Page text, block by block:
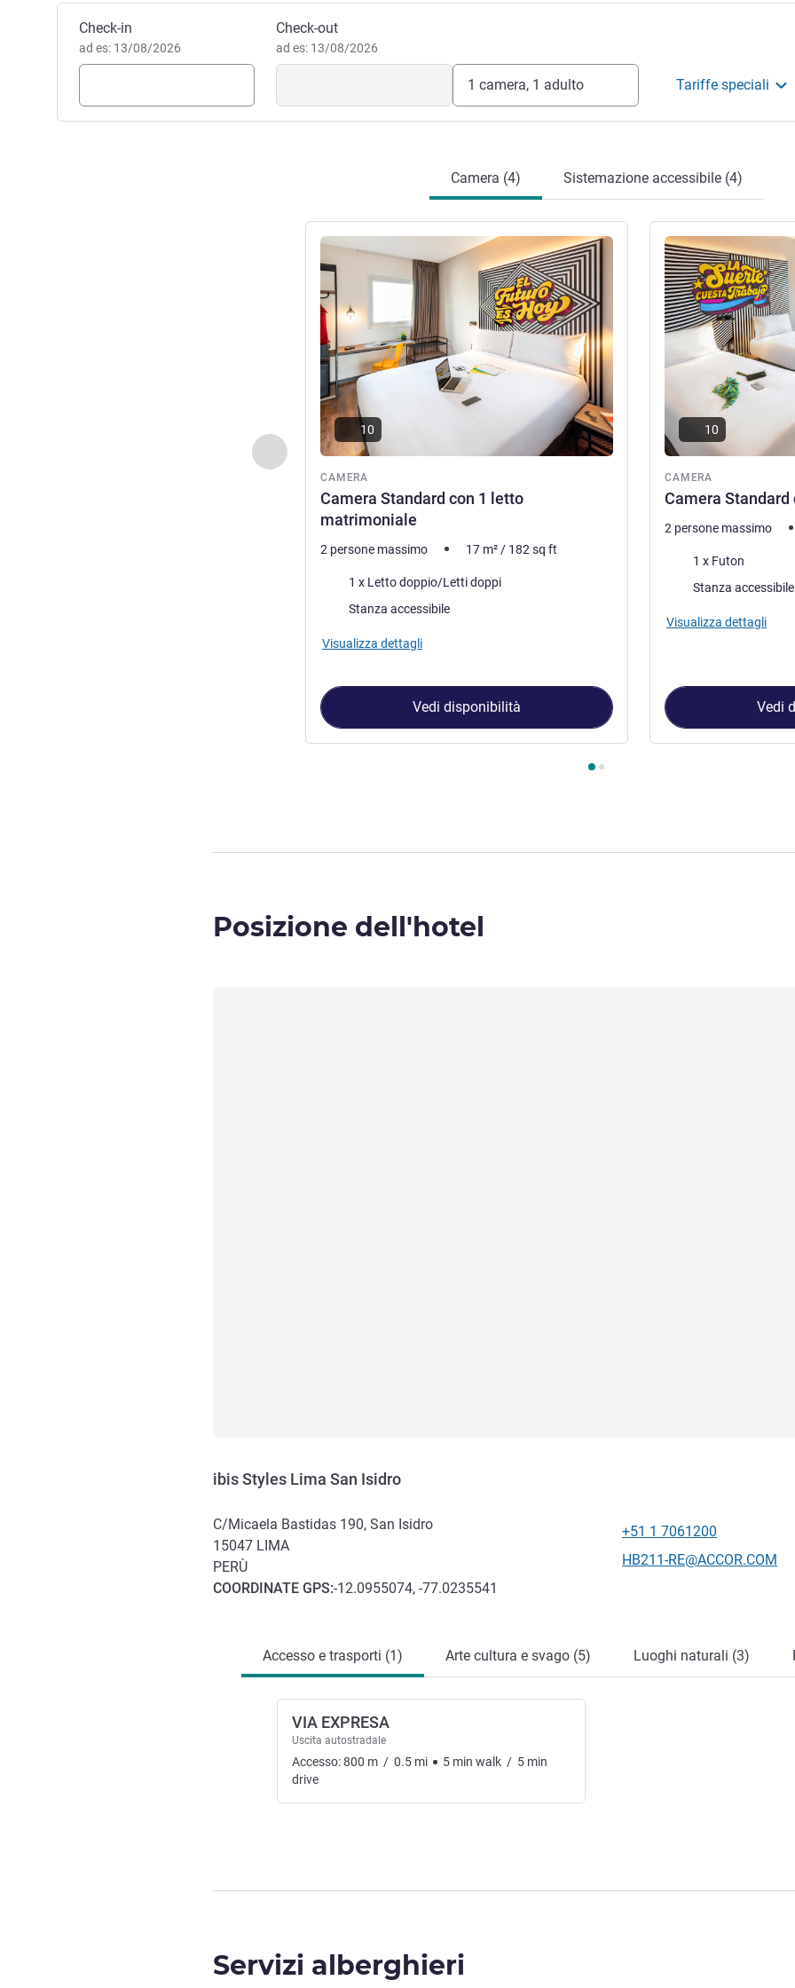
Prenota questo hotel
Check-in
ad es: 13/08/2026
Check-out
ad es: 13/08/2026
1 camera, 1 adulto Tariffe speciali
Camera (4) Sistemazione accessibile (4)
Precedente - Camera
CAMERA
Camera Standard con 1 letto
matrimoniale
Visualizza dettagli
10
2 persone massimo 17 m² / 182 sq ft
Biancheria da letto
1 x Letto doppio/Letti doppi
Stanza accessibile
Visualizza dettagli
Vedi disponibilità
CAMERA
Camera Standard
Visualizza dettagli
10
2 persone massimo
Biancheria da letto
1 x Futon
Stanza accessibile
Visualizza dettagli
Vedi
Posizione dell'hotel
ibis Styles Lima San Isidro
C/Micaela Bastidas 190, San Isidro
15047 LIMA
PERÙ
COORDINATE GPS:-12.0955074, -77.0235541
Telefono
+51 1 7061200
E-mail di contatto
HB211-RE@ACCOR.COM
Accesso e trasporti (1) Arte cultura e svago (5) Luoghi naturali (3)
VIA EXPRESA
Uscita autostradale
Accesso:800 m / 0.5 mi 5 min walk / 5 min
drive
Servizi alberghieri